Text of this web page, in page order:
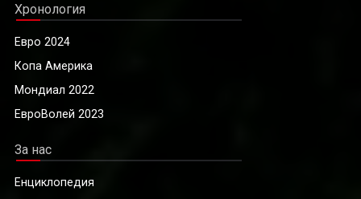
Хронология
Евро 2024
Копа Америка
Мондиал 2022
ЕвроВолей 2023
За нас
Енциклопедия